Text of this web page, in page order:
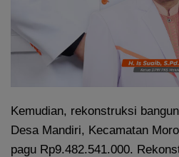
Kemudian, rekonstruksi
Desa Mandiri, Kecamatan
pagu Rp9.482.541.000.